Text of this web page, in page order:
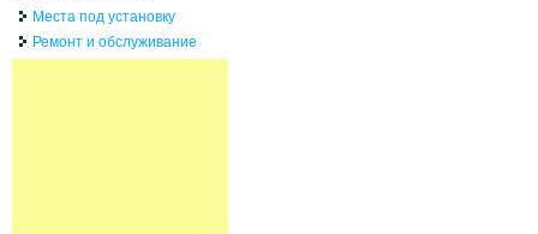
Места под установку
Ремонт и обслуживание